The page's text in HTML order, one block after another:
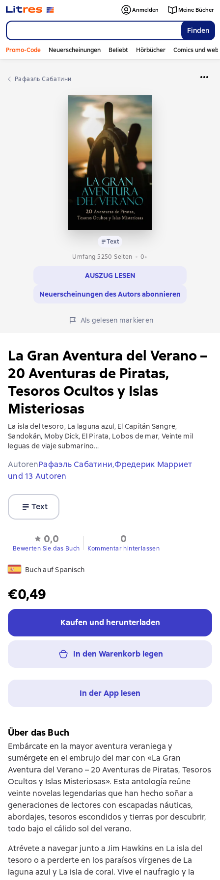
Finden
Anmelden Meine Bücher
Promo-Code Neuerscheinungen Beliebt Hörbücher Comics und
Рафаэль Сабатини
Text
Umfang 5250 Seiten
0+
AUSZUG LESEN
Neuerscheinungen des Autors abonnieren
Als gelesen markieren
La Gran Aventura del Verano –
20 Aventuras de Piratas,
Tesoros Ocultos y Islas
Misteriosas
La isla del tesoro, La laguna azul, El Capitán Sangre,
Sandokán, Moby Dick, El Pirata, Lobos de mar, Veinte mil
leguas de viaje submarino...
AutorenРафаэль Сабатини,Фредерик Марриет
und 13 Autoren
Text
0,0
Bewerten Sie das Buch
0
Kommentar hinterlassen
Buch auf Spanisch
€0,49
Kaufen und herunterladen
In den Warenkorb legen
In der App lesen
Über das Buch
Embárcate en la mayor aventura veraniega y
sumérgete en el embrujo del mar con «La Gran
Aventura del Verano – 20 Aventuras de Piratas, Tesoros
Ocultos y Islas Misteriosas». Esta antología reúne
veinte novelas legendarias que han hecho soñar a
generaciones de lectores con escapadas náuticas,
abordajes, tesoros escondidos y tierras por descubrir,
todo bajo el cálido sol del verano.
Atrévete a navegar junto a Jim Hawkins en La isla del
tesoro o a perderte en los paraísos vírgenes de La
laguna azul y La isla de coral. Vive el naufragio y la